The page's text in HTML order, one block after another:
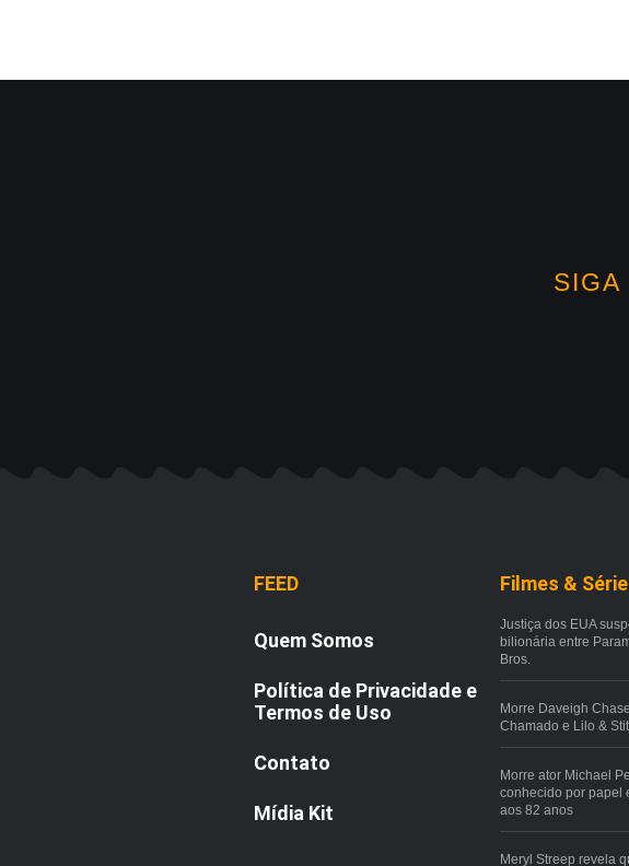
SIGA
FEED
Quem Somos
Política de Privacidade e
Termos de Uso
Contato
Mídia Kit
Filmes &
Justiça dos EUA
bilionária entre
Bros.
Morre Daveigh
Chamado e Lilo &
Morre ator Michael
conhecido por papel
aos 82 anos
Meryl Streep revela